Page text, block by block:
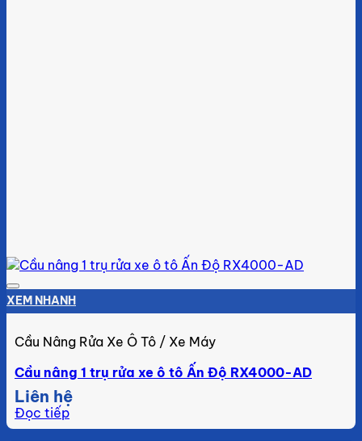
Add to wishlist
XEM NHANH
Cầu Nâng Rửa Xe Ô Tô / Xe Máy
Cầu nâng 1 trụ rửa xe ô tô Ấn Độ RX4000-AD
Liên hệ
Đọc tiếp